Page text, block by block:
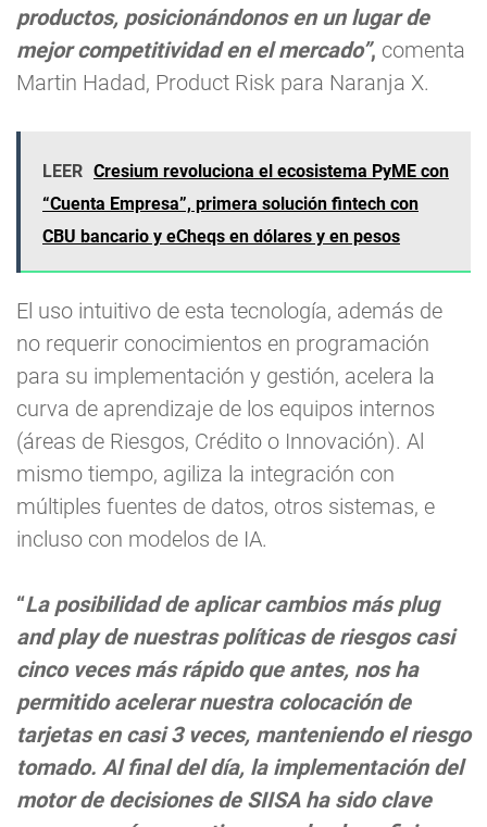
productos, posicionándonos en un lugar de
mejor competitividad en el mercado”, comenta
Martin Hadad, Product Risk para Naranja X.
LEER Cresium revoluciona el ecosistema PyME con
“Cuenta Empresa”, primera solución fintech con
CBU bancario y eCheqs en dólares y en pesos
El uso intuitivo de esta tecnología, además de
no requerir conocimientos en programación
para su implementación y gestión, acelera la
curva de aprendizaje de los equipos internos
(áreas de Riesgos, Crédito o Innovación). Al
mismo tiempo, agiliza la integración con
múltiples fuentes de datos, otros sistemas, e
incluso con modelos de IA.
“La posibilidad de aplicar cambios más plug
and play de nuestras políticas de riesgos casi
cinco veces más rápido que antes, nos ha
permitido acelerar nuestra colocación de
tarjetas en casi 3 veces, manteniendo el riesgo
tomado. Al final del día, la implementación del
motor de decisiones de SIISA ha sido clave